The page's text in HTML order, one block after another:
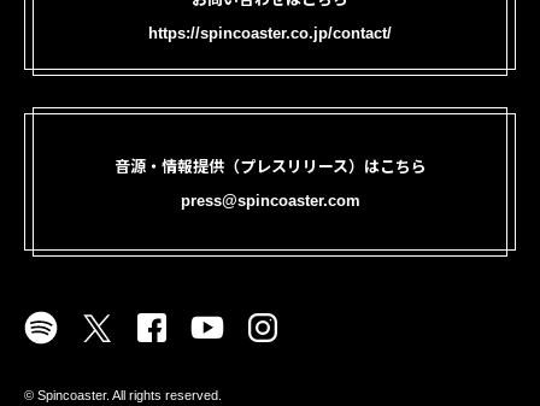
https://spincoaster.co.jp/contact/
音源・情報提供（プレスリリース）はこちら
press@spincoaster.com
©︎ Spincoaster. All rights reserved.